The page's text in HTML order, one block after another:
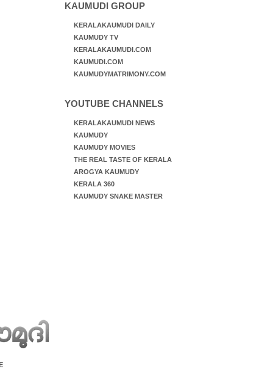
KAUMUDI GROUP
KERALAKAUMUDI DAILY
KAUMUDY TV
KERALAKAUMUDI.COM
KAUMUDI.COM
KAUMUDYMATRIMONY.COM
YOUTUBE CHANNELS
KERALAKAUMUDI NEWS
KAUMUDY
KAUMUDY MOVIES
THE REAL TASTE OF KERALA
AROGYA KAUMUDY
KERALA 360
KAUMUDY SNAKE MASTER